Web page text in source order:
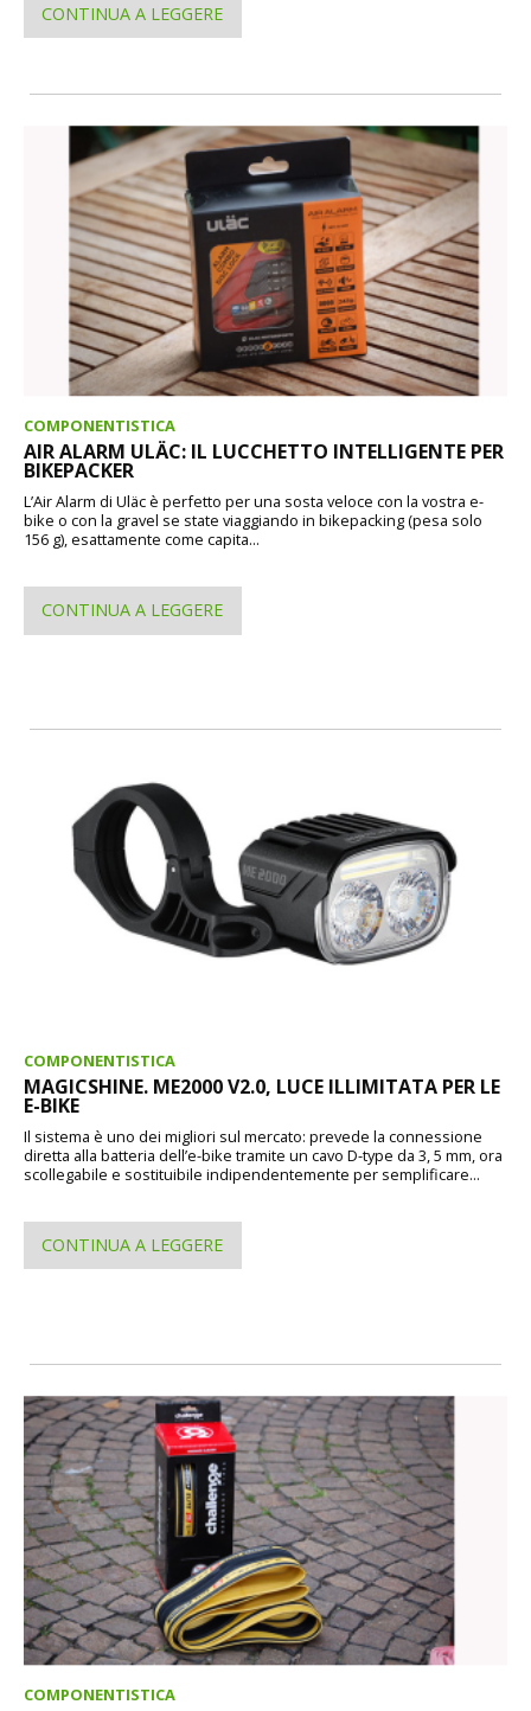
CONTINUA A LEGGERE
COMPONENTISTICA
AIR ALARM ULÄC: IL LUCCHETTO INTELLIGENTE PER
BIKEPACKER
L’Air Alarm di Uläc è perfetto per una sosta veloce con la vostra e-
bike o con la gravel se state viaggiando in bikepacking (pesa solo
156 g), esattamente come capita...
CONTINUA A LEGGERE
COMPONENTISTICA
MAGICSHINE. ME2000 V2.0, LUCE ILLIMITATA PER LE
E-BIKE
Il sistema è uno dei migliori sul mercato: prevede la connessione
diretta alla batteria dell’e-bike tramite un cavo D-type da 3, 5 mm, ora
scollegabile e sostituibile indipendentemente per semplificare...
CONTINUA A LEGGERE
COMPONENTISTICA